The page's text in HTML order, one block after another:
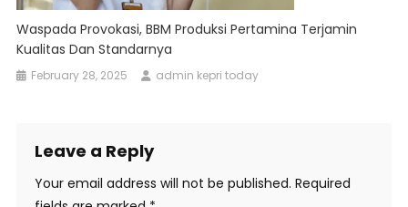
Waspada Provokasi, BBM Produksi Pertamina Terjamin
Kualitas Dan Standarnya
February 28, 2025 admin kepri today
Leave a Reply
Your email address will not be published. Required